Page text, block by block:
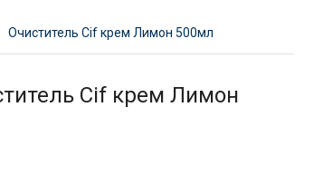
Очиститель Cif крем Лимон 500мл
Cif крем Лимон